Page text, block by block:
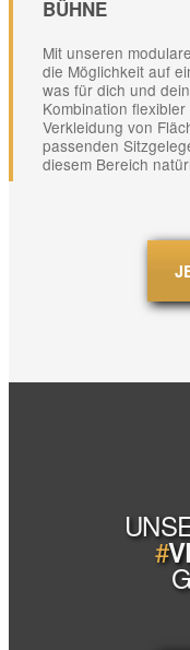
BÜHNE
Mit unseren
die Möglichkeit auf
was für dich und
Kombination
Verkleidung von
passenden
diesem Bereich
#